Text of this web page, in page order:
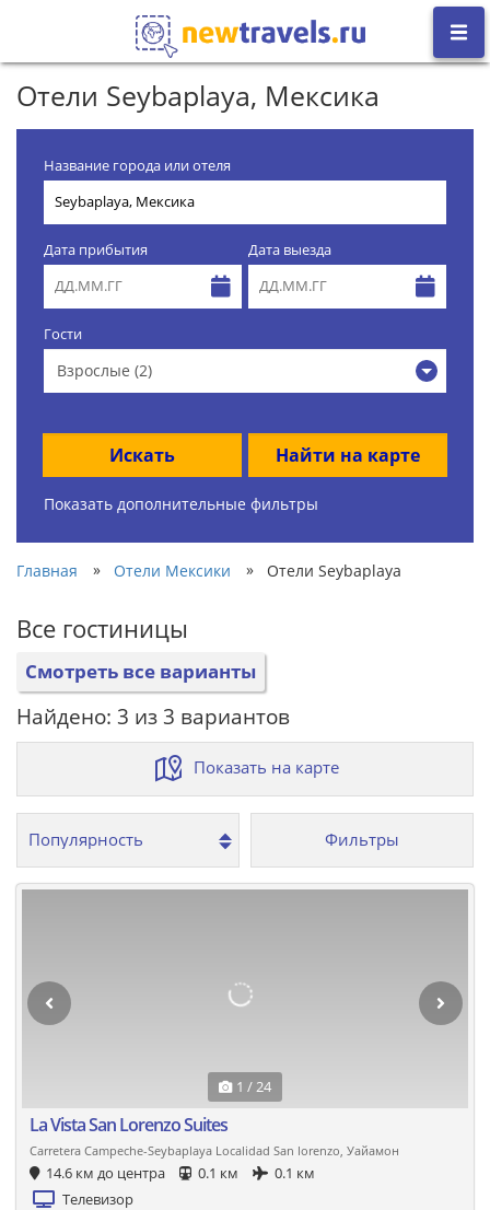
Отели Seybaplaya, Мексика
Название города или отеля
Дата прибытия Дата выезда
Гости
Взрослые (2)
Искать Найти на карте
Показать дополнительные фильтры
Главная » Отели Мексики » Отели Seybaplaya
Все гостиницы
Смотреть все варианты
Найдено: 3 из 3 вариантов
Показать на карте
Фильтры
1 / 24
La Vista San Lorenzo Suites
Carretera Campeche-Seybaplaya Localidad San lorenzo, Уайамон
14.6 км до центра 0.1 км
0.1 км
Телевизор